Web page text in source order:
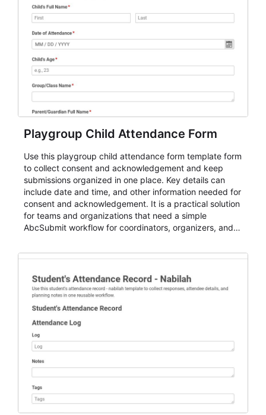
Playgroup Child Attendance Form
Use this playgroup child attendance form template form
to collect consent and acknowledgement and keep
submissions organized in one place. Key details can
include date and time, and other information needed for
consent and acknowledgement. It is a practical solution
for teams and organizations that need a simple
AbcSubmit workflow for coordinators, organizers, and